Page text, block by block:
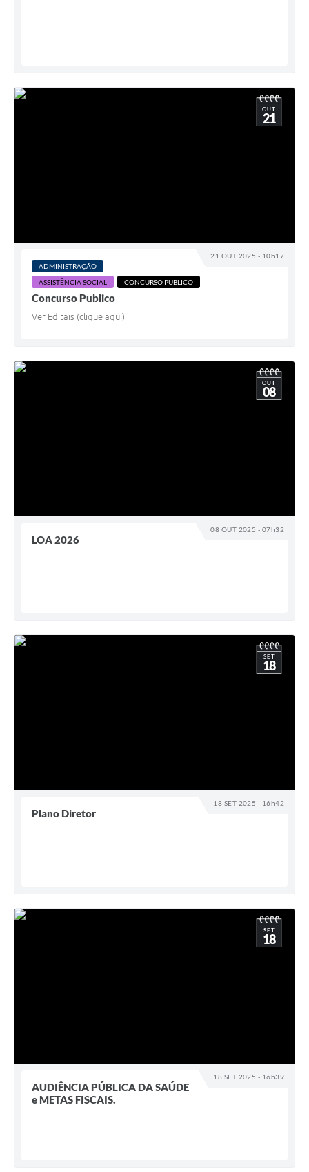
21 OUT 2025 - 10h17
OUT
21
ADMINISTRAÇÃO
ASSISTÊNCIA SOCIAL
CONCURSO PUBLICO
Concurso Publico
Ver Editais (clique aqui)
08 OUT 2025 - 07h32
OUT
08
LOA 2026
18 SET 2025 - 16h42
SET
18
Plano Diretor
18 SET 2025 - 16h39
SET
18
AUDIÊNCIA PÚBLICA DA SAÚDE
e METAS FISCAIS.